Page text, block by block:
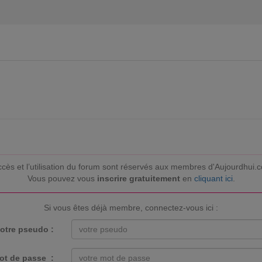
et l’utilisation du forum sont réservés aux membres
Vous pouvez vous inscrire gratuitementen cliquant ici
Si vous êtes déjà membre, connectez-vous ici :
pseudo :
de passe :